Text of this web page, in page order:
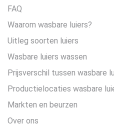
FAQ
Waarom wasbare luiers?
Uitleg soorten luiers
Wasbare luiers wassen
Prijsverschil tussen wasbare
Productielocaties wasbare
Markten en beurzen
Over ons